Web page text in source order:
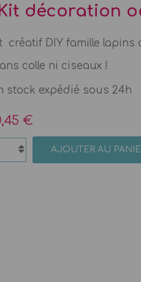
décoration
créatif DIY famille lapins
colle ni ciseaux !
stock expédié sous 24h
€
AJOUTER AU